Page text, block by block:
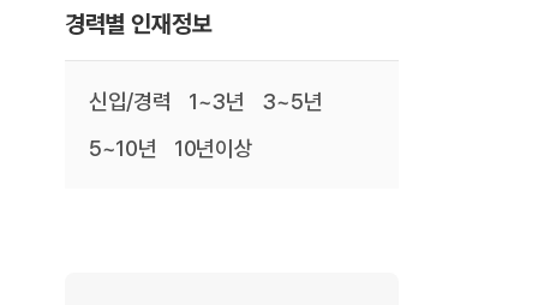
경력별 인재정보
신입/경력 1~3년
3~5년
5~10년
10년이상